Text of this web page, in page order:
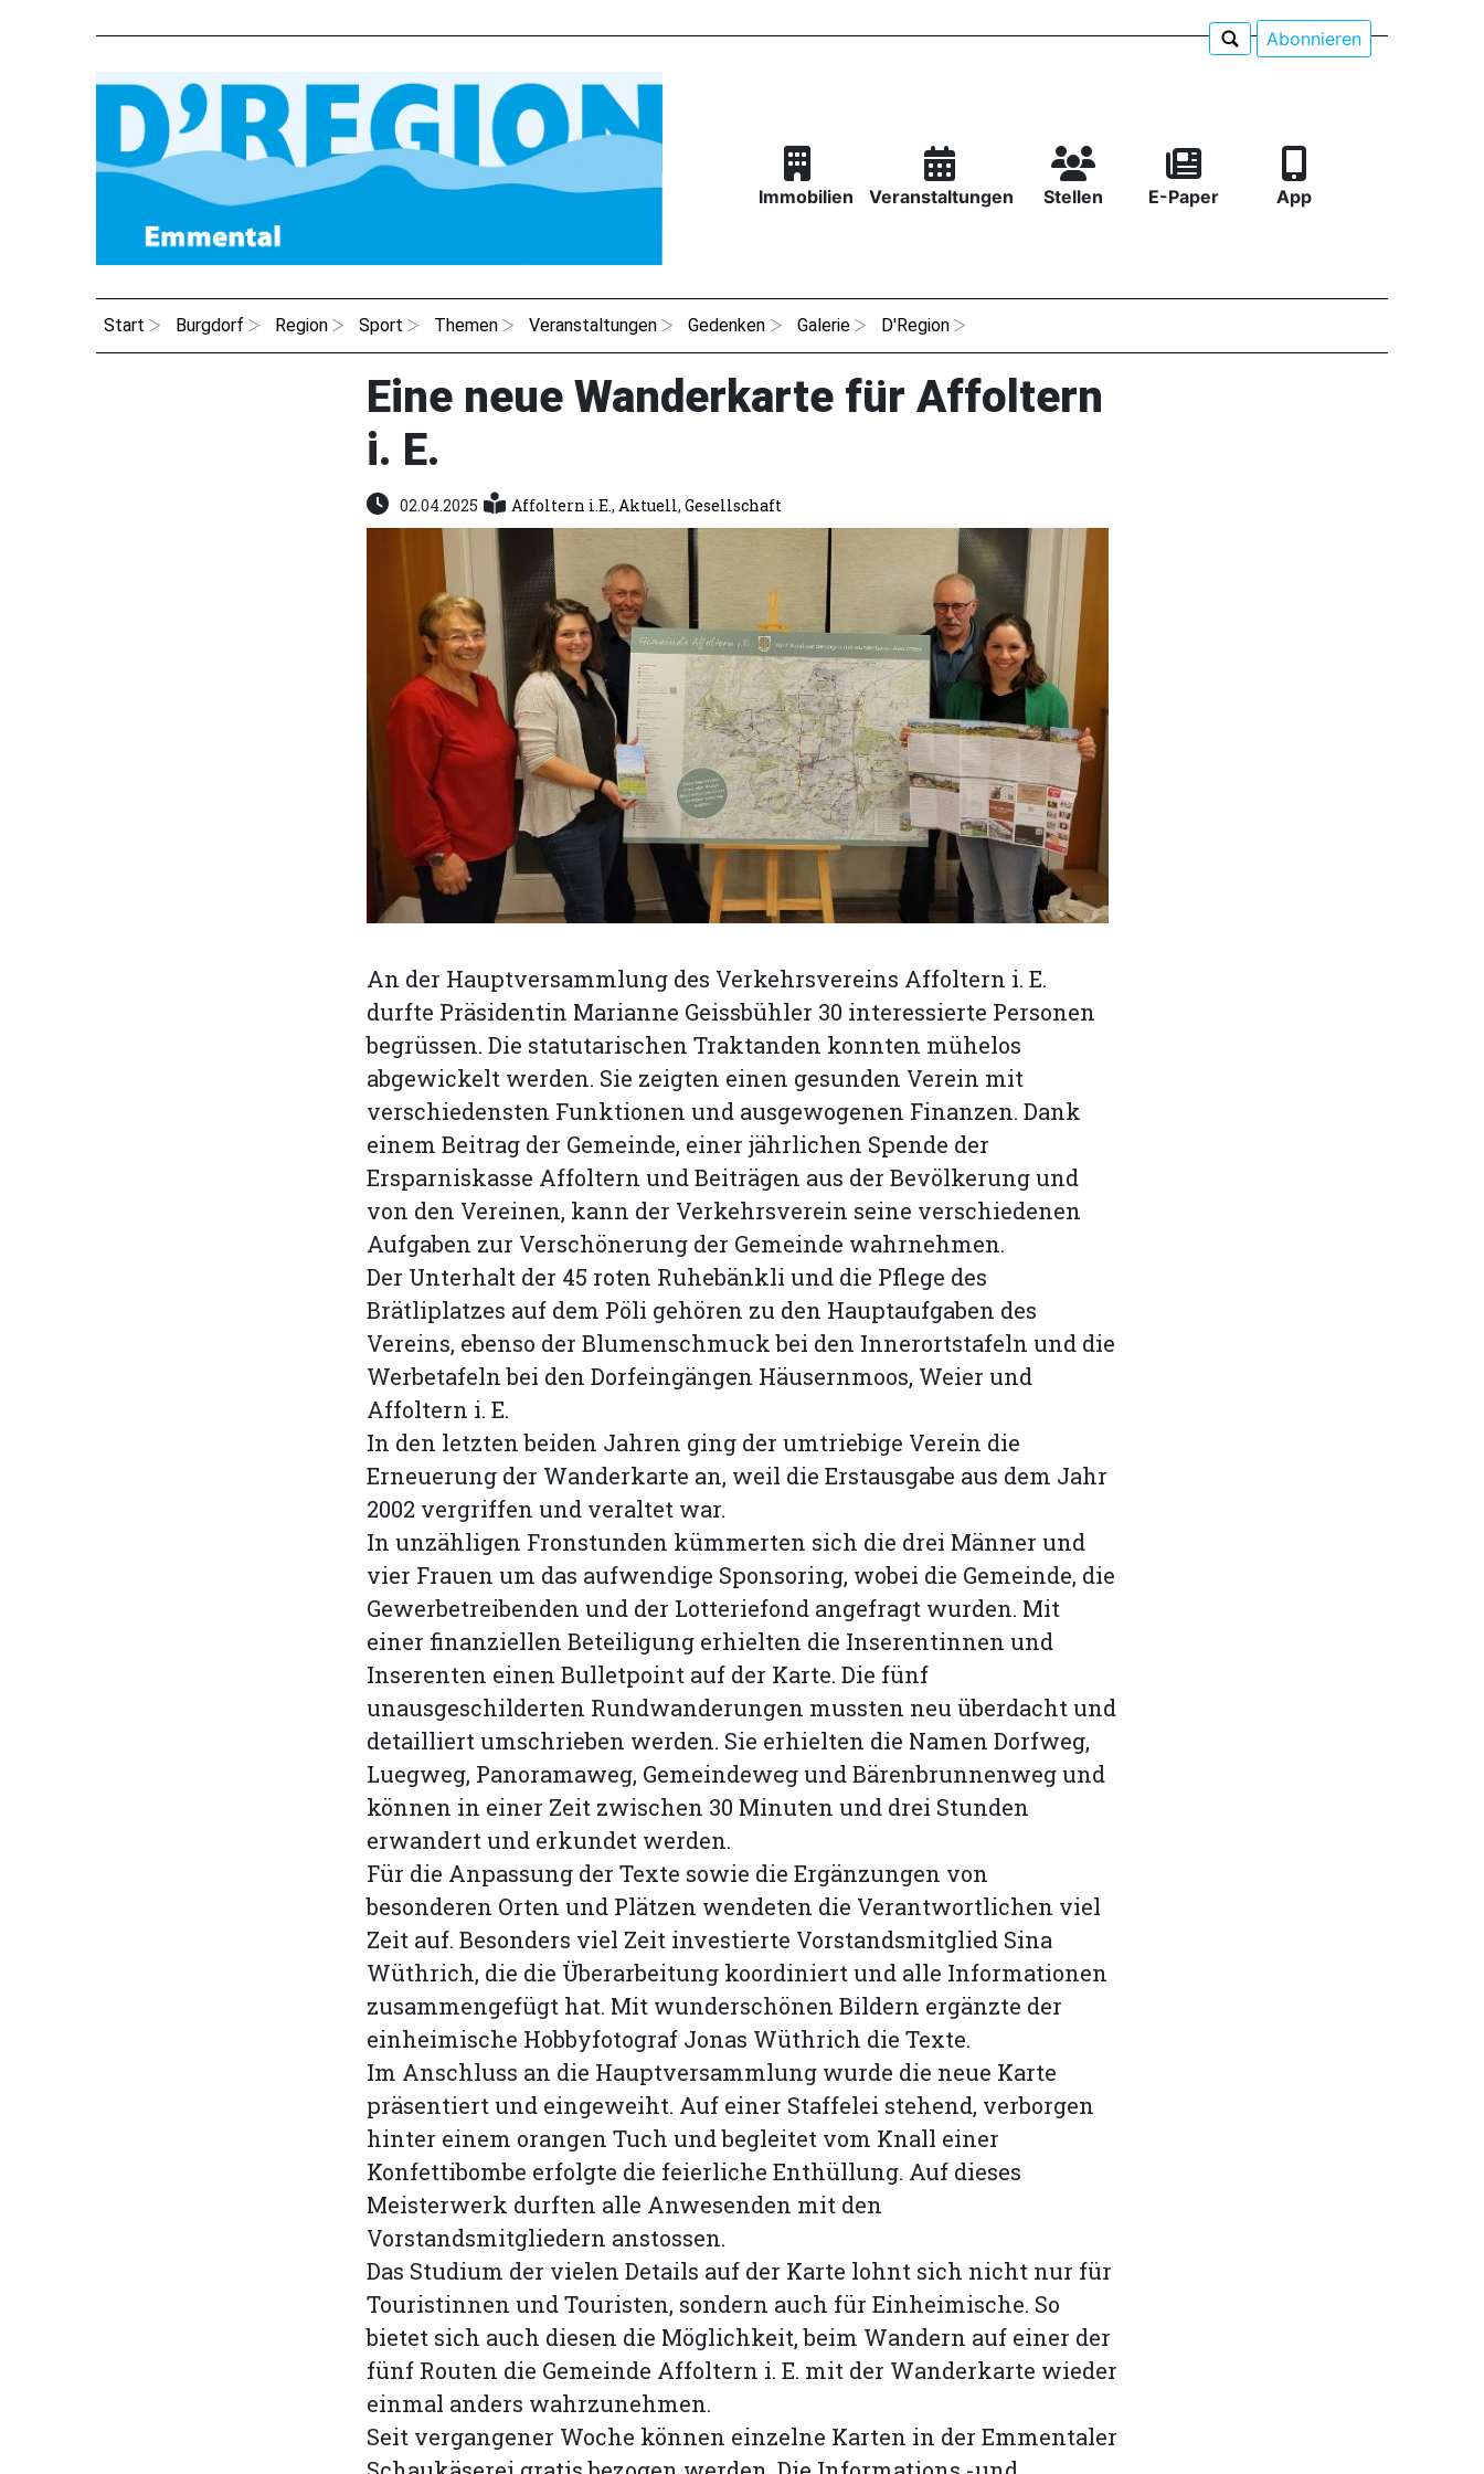
Abonnieren
Immobilien Veranstaltungen Stellen E-Paper App
Start Burgdorf Region Sport Themen Veranstaltungen Gedenken Galerie D'Region
Eine neue Wanderkarte für Affoltern
i. E.
02.04.2025 Affoltern i.E., Aktuell, Gesellschaft
An der Hauptversammlung des Verkehrsvereins Affoltern i. E.
durfte Präsidentin Marianne Geissbühler 30 interessierte Personen
begrüssen. Die statutarischen Traktanden konnten mühelos
abgewickelt werden. Sie zeigten einen gesunden Verein mit
verschiedensten Funktionen und ausgewogenen Finanzen. Dank
einem Beitrag der Gemeinde, einer jährlichen Spende der
Ersparniskasse Affoltern und Beiträgen aus der Bevölkerung und
von den Vereinen, kann der Verkehrsverein seine verschiedenen
Aufgaben zur Verschönerung der Gemeinde wahrnehmen.
Der Unterhalt der 45 roten Ruhebänkli und die Pflege des
Brätliplatzes auf dem Pöli gehören zu den Hauptaufgaben des
Vereins, ebenso der Blumenschmuck bei den Innerortstafeln und die
Werbetafeln bei den Dorfeingängen Häusernmoos, Weier und
Affoltern i. E.
In den letzten beiden Jahren ging der umtriebige Verein die
Erneuerung der Wanderkarte an, weil die Erstausgabe aus dem Jahr
2002 vergriffen und veraltet war.
In unzähligen Fronstunden kümmerten sich die drei Männer und
vier Frauen um das aufwendige Sponsoring, wobei die Gemeinde, die
Gewerbetreibenden und der Lotteriefond angefragt wurden. Mit
einer finanziellen Beteiligung erhielten die Inserentinnen und
Inserenten einen Bulletpoint auf der Karte. Die fünf
unausgeschilderten Rundwanderungen mussten neu überdacht und
detailliert umschrieben werden. Sie erhielten die Namen Dorfweg,
Luegweg, Panoramaweg, Gemeindeweg und Bärenbrunnenweg und
können in einer Zeit zwischen 30 Minuten und drei Stunden
erwandert und erkundet werden.
Für die Anpassung der Texte sowie die Ergänzungen von
besonderen Orten und Plätzen wendeten die Verantwortlichen viel
Zeit auf. Besonders viel Zeit investierte Vorstandsmitglied Sina
Wüthrich, die die Überarbeitung koordiniert und alle Informationen
zusammengefügt hat. Mit wunderschönen Bildern ergänzte der
einheimische Hobbyfotograf Jonas Wüthrich die Texte.
Im Anschluss an die Hauptversammlung wurde die neue Karte
präsentiert und eingeweiht. Auf einer Staffelei stehend, verborgen
hinter einem orangen Tuch und begleitet vom Knall einer
Konfettibombe erfolgte die feierliche Enthüllung. Auf dieses
Meisterwerk durften alle Anwesenden mit den
Vorstandsmitgliedern anstossen.
Das Studium der vielen Details auf der Karte lohnt sich nicht nur für
Touris­tinnen und Touristen, sondern auch für Einheimische. So
bietet sich auch diesen die Möglichkeit, beim Wandern auf einer der
fünf Routen die Gemeinde Affoltern i. E. mit der Wanderkarte wieder
einmal anders wahrzunehmen.
Seit vergangener Woche können einzelne Karten in der Emmentaler